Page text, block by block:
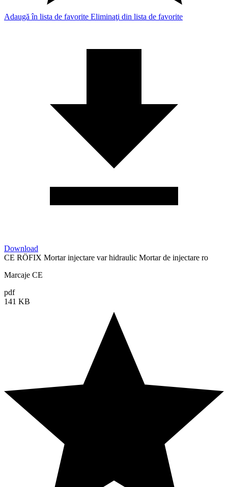
Adaugă în lista de favorite Eliminaţi din lista de favorite
Download
CE RÖFIX Mortar injectare var hidraulic Mortar de injectare ro
Marcaje CE
pdf
141 KB